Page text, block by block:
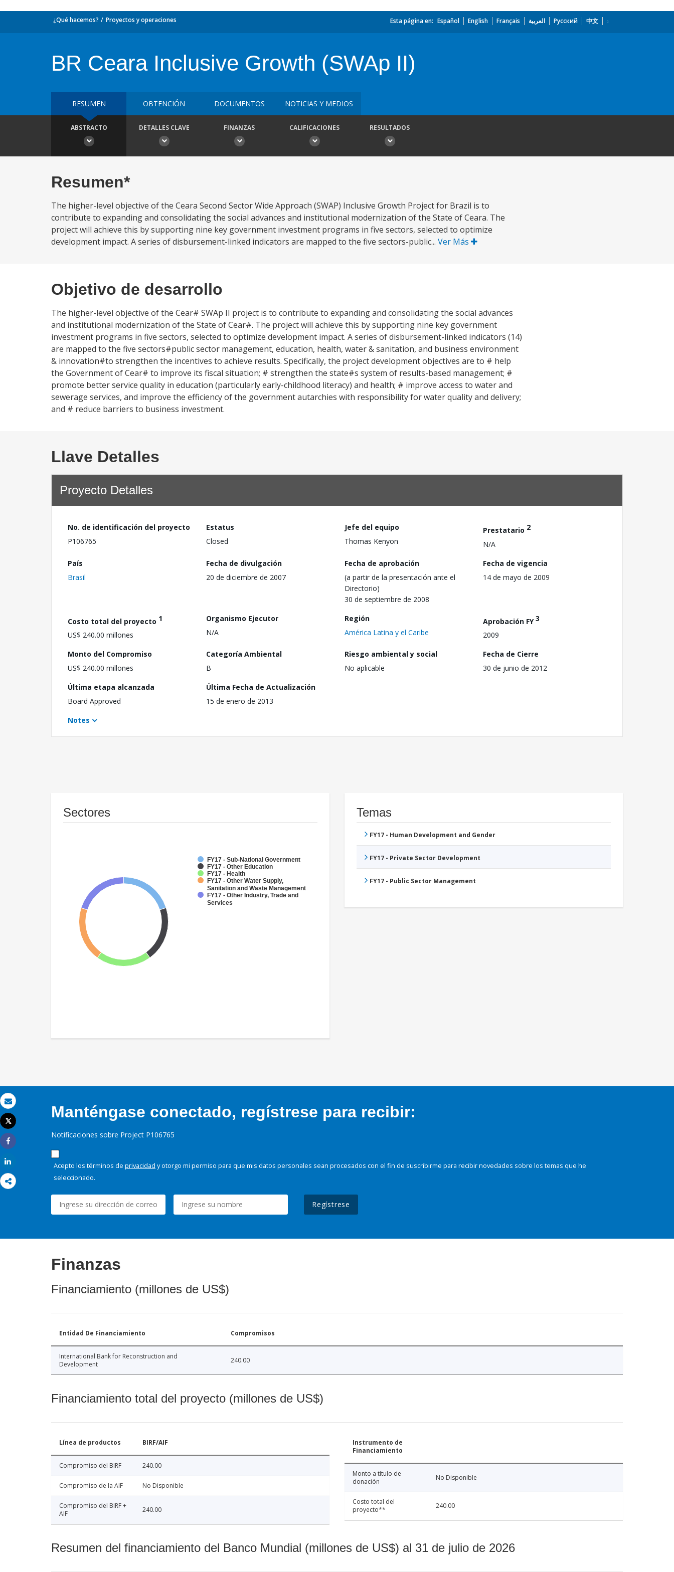
Correo electrónico
Imprimir
Tweet
Share
¿Qué hacemos? Proyectos y operaciones Esta página en: Español English Français العربية Русский 中文
BR Ceara Inclusive Growth (SWAp II)
RESUMEN OBTENCIÓN DOCUMENTOS NOTICIAS Y MEDIOS
ABSTRACTO DETALLES CLAVE FINANZAS CALIFICACIONES RESULTADOS
Resumen*
The higher-level objective of the Ceara Second Sector Wide Approach (SWAP) Inclusive Growth Project for Brazil is to
contribute to expanding and consolidating the social advances and institutional modernization of the State of Ceara. The
project will achieve this by supporting nine key government investment programs in five sectors, selected to optimize
development impact. A series of disbursement-linked indicators are mapped to the five sectors-public... Ver Más
Objetivo de desarrollo
The higher-level objective of the Cear# SWAp II project is to contribute to expanding and consolidating the social advances
and institutional modernization of the State of Cear#. The project will achieve this by supporting nine key government
investment programs in five sectors, selected to optimize development impact. A series of disbursement-linked indicators (14)
are mapped to the five sectors#public sector management, education, health, water & sanitation, and business environment
& innovation#to strengthen the incentives to achieve results. Specifically, the project development objectives are to # help
the Government of Cear# to improve its fiscal situation; # strengthen the state#s system of results-based management; #
promote better service quality in education (particularly early-childhood literacy) and health; # improve access to water and
sewerage services, and improve the efficiency of the government autarchies with responsibility for water quality and delivery;
and # reduce barriers to business investment.
Llave Detalles
Proyecto Detalles
No. de identificación del proyecto
P106765
Estatus
Closed
Jefe del equipo
Thomas Kenyon
Prestatario 2
N/A
País
Brasil
Fecha de divulgación
20 de diciembre de 2007
Fecha de aprobación
(a partir de la presentación ante el
Directorio)
30 de septiembre de 2008
Fecha de vigencia
14 de mayo de 2009
Costo total del proyecto 1
US$ 240.00 millones
Organismo Ejecutor
N/A
Región
América Latina y el Caribe
Aprobación FY3
2009
Monto del Compromiso
US$ 240.00 millones
Categoría Ambiental
B
Riesgo ambiental y social
No aplicable
Fecha de Cierre
30 de junio de 2012
Última etapa alcanzada
Board Approved
Última Fecha de Actualización
15 de enero de 2013
Notes
Sectores
FY17 - Sub-National Government
FY17 - Other Education
FY17 - Health
FY17 - Other Water Supply,
Sanitation and Waste Management
FY17 - Other Industry, Trade and
Services
Temas
FY17 - Human Development and Gender
FY17 - Private Sector Development
FY17 - Public Sector Management
Manténgase conectado, regístrese para recibir:
Notificaciones sobre Project P106765
Acepto los términos de privacidad y otorgo mi permiso para que mis datos personales sean procesados con el fin de suscribirme para recibir novedades sobre los temas que he
seleccionado.
Regístrese
Finanzas
Financiamiento (millones de US$)
Entidad De Financiamiento Compromisos
International Bank for Reconstruction and
Development
240.00
Financiamiento total del proyecto (millones de US$)
Línea de productos BIRF/AIF
Compromiso del BIRF 240.00
Compromiso de la AIF No Disponible
Compromiso del BIRF +
AIF
240.00
Instrumento de
Financiamiento
Monto a título de
donación
No Disponible
Costo total del
proyecto**
240.00
Resumen del financiamiento del Banco Mundial (millones de US$) al 31 de julio de 2026